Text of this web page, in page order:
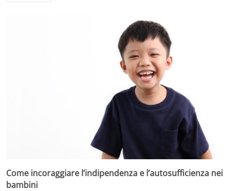
Come incoraggiare l’indipendenza e l’autosufficienza nei
bambini